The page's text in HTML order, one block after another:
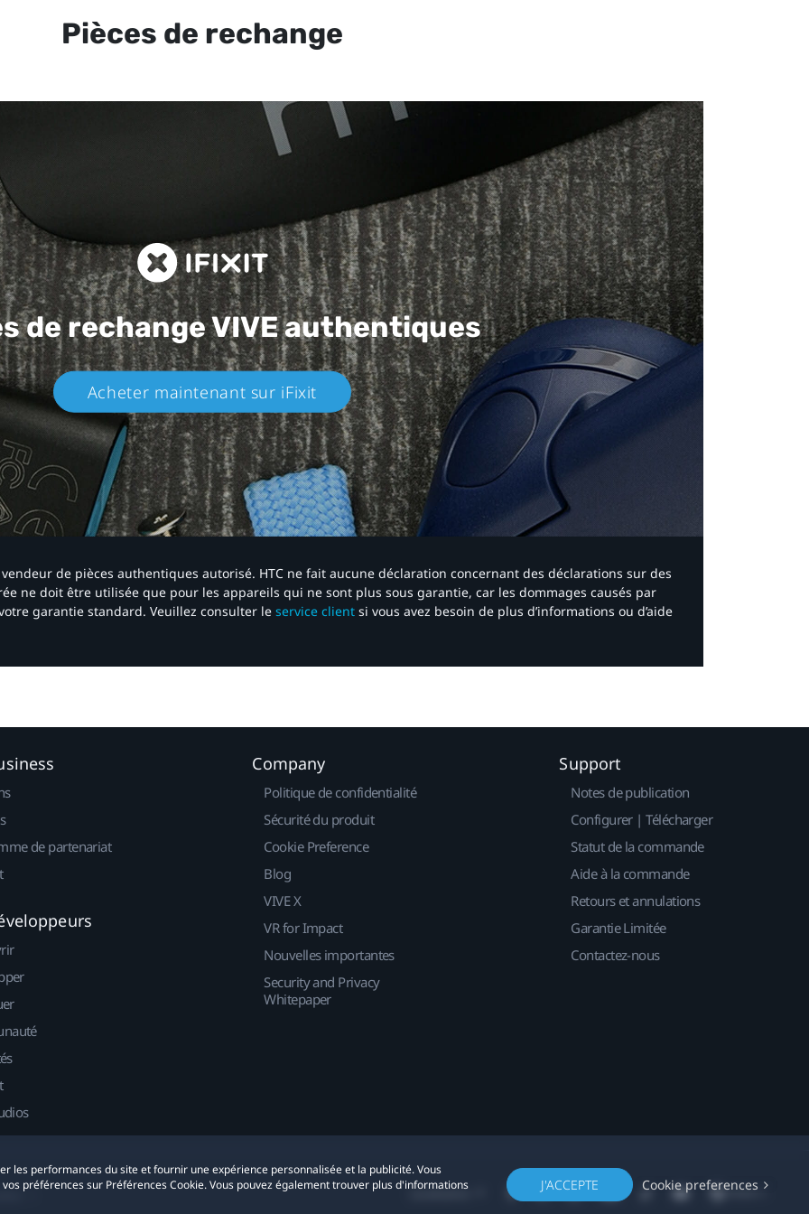
Pièces de rechange
de rechangeVIVE authentiques​
Acheter maintenant sur iFixit​
de pièces authentiques autorisé. HTC ne fait aucune déclaration concernant des déclarations sur des
ne doit être utilisée que pour les appareils qui ne sont plus sous garantie, car les dommages causés par
garantie standard. Veuillez consulter le service client si vous avez besoin de plus d’informations ou d’aide
les performances du site et fournir une expérience personnalisée et la publicité. Vous
préférences sur Préférences Cookie. Vous pouvez également trouver plus d'informations
J'ACCEPTE Cookie preferences
de partenariat
Company
Politique de confidentialité
Sécurité du produit
Cookie Preference
Blog
VIVE X
VR for Impact
Nouvelles importantes
Security and Privacy
Whitepaper
Support
Notes de publication
Configurer | Télécharger
Statut de la commande
Aide à la commande
Retours et annulations
Garantie Limitée
Contactez-nous
Localisation